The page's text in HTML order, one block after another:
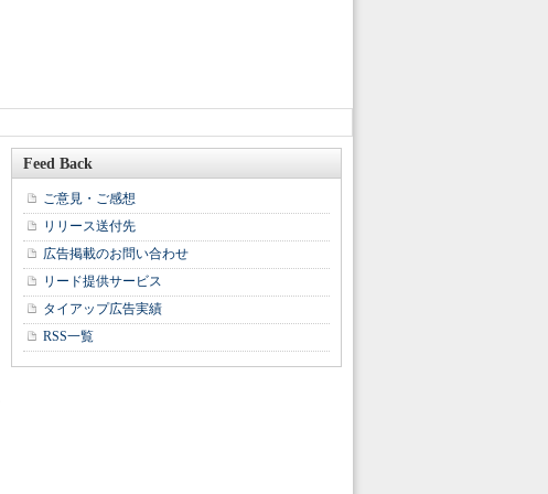
Feed Back
ご意見・ご感想
リリース送付先
広告掲載のお問い合わせ
リード提供サービス
タイアップ広告実績
RSS一覧